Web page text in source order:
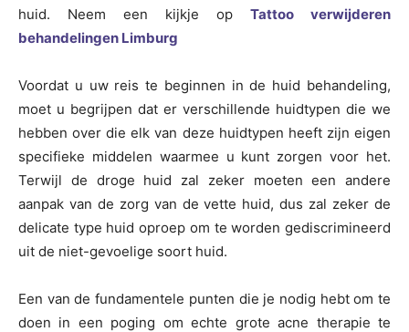
huid. Neem een kijkje op Tattoo verwijderen
behandelingen Limburg
Voordat u uw reis te beginnen in de huid behandeling,
moet u begrijpen dat er verschillende huidtypen die we
hebben over die elk van deze huidtypen heeft zijn eigen
specifieke middelen waarmee u kunt zorgen voor het.
Terwijl de droge huid zal zeker moeten een andere
aanpak van de zorg van de vette huid, dus zal zeker de
delicate type huid oproep om te worden gediscrimineerd
uit de niet-gevoelige soort huid.
Een van de fundamentele punten die je nodig hebt om te
doen in een poging om echte grote acne therapie te